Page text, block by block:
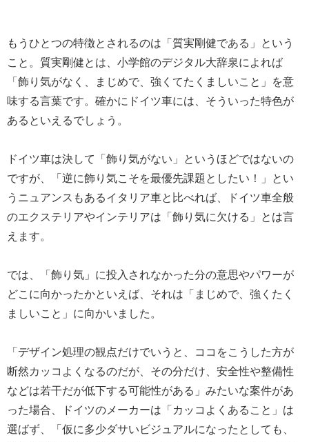
もうひとつの特徴とされるのは「質実剛健である」という
こと。質実剛健とは、小学館のデジタル大辞泉によれば
「飾り気がなく、まじめで、強くてたくましいこと」を意
味する言葉です。確かにドイツ車には、そういった特色が
あるといえるでしょう。
ドイツ車は決して「飾り気がない」というほどではないの
ですが、「逆に飾り気こそを最優先課題としたい！」とい
うニュアンスもあるイタリア車と比べれば、ドイツ車全般
のエクステリアやインテリアは「飾り気に欠ける」とは言
えます。
では、「飾り気」に投入されなかった分の意思やパワーが
どこに向かったかといえば、それは「まじめで、強くたく
ましいこと」に向かいました。
「デザイン処理の観点だけでいうと、ココをこうした方が
断然カッコよくなるのだが、その分だけ、安全性や整備性
などは若干だが低下する可能性がある」みたいな案件があ
った場合、ドイツのメーカーは「カッコよくあること」は
選ばず、「仮に多少ダサいビジュアルになったとしても、